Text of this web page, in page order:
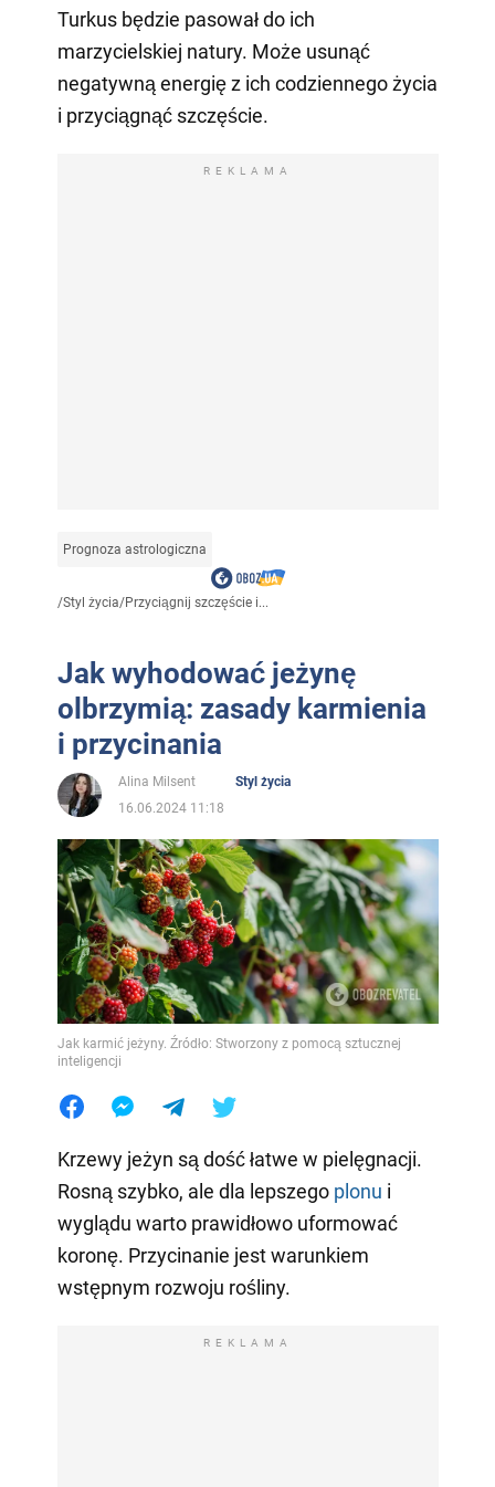
Turkus będzie pasował do ich
marzycielskiej natury. Może usunąć
negatywną energię z ich codziennego życia
i przyciągnąć szczęście.
REKLAMA
Prognoza astrologiczna
/Styl życia/Przyciągnij szczęście i...
Jak wyhodować jeżynę
olbrzymią: zasady karmienia
i przycinania
Alina Milsent
Styl życia
16.06.2024 11:18
Jak karmić jeżyny. Źródło: Stworzony z pomocą sztucznej
inteligencji
Krzewy jeżyn są dość łatwe w pielęgnacji.
Rosną szybko, ale dla lepszego plonu i
wyglądu warto prawidłowo uformować
koronę. Przycinanie jest warunkiem
wstępnym rozwoju rośliny.
REKLAMA